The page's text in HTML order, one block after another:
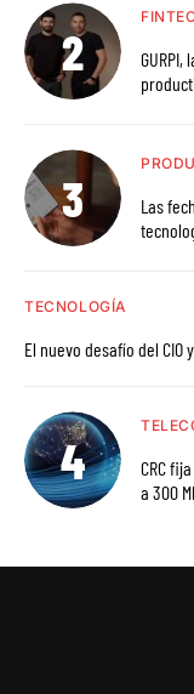
GURPI, la
Las
TECNOLOGÍA
El nuevo desafío del
CRC
a 300